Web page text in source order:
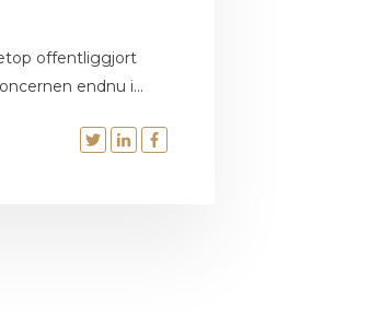
offentliggjort
endnu i...